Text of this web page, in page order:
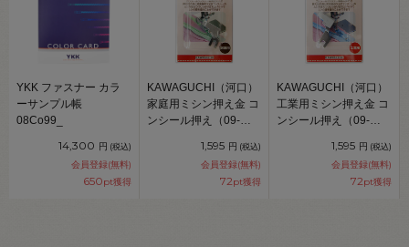
YKK ファスナー カラ
ーサンプル帳
08Co99_
14,300 円 (税込)
会員登録(無料)
650pt獲得
KAWAGUCHI（河口）
家庭用ミシン押え金 コ
ンシール押え（09-
1,595 円 (税込)
会員登録(無料)
72pt獲得
KAWAGUCHI（河口）
工業用ミシン押え金 コ
ンシール押え（09-
1,595 円 (税込)
会員登録(無料)
72pt獲得